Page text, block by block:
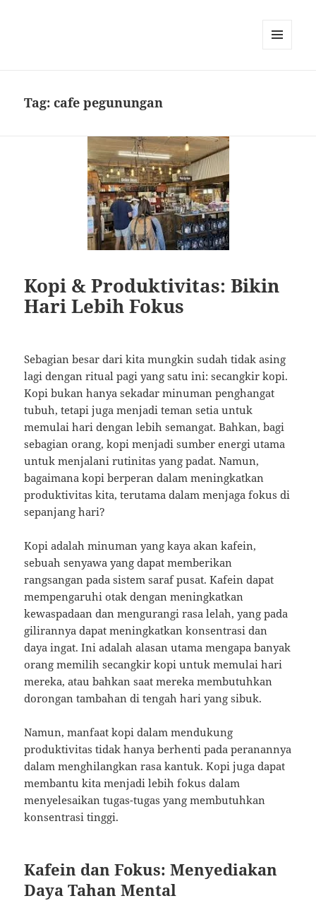
Tag:cafe pegunungan
Kopi & Produktivitas: Bikin
Hari Lebih Fokus
Sebagian besar dari kita mungkin sudah tidak asing
lagi dengan ritual pagi yang satu ini: secangkir kopi.
Kopi bukan hanya sekadar minuman penghangat
tubuh, tetapi juga menjadi teman setia untuk
memulai hari dengan lebih semangat. Bahkan, bagi
sebagian orang, kopi menjadi sumber energi utama
untuk menjalani rutinitas yang padat. Namun,
bagaimana kopi berperan dalam meningkatkan
produktivitas kita, terutama dalam menjaga fokus di
sepanjang hari?
Kopi adalah minuman yang kaya akan kafein,
sebuah senyawa yang dapat memberikan
rangsangan pada sistem saraf pusat. Kafein dapat
mempengaruhi otak dengan meningkatkan
kewaspadaan dan mengurangi rasa lelah, yang pada
gilirannya dapat meningkatkan konsentrasi dan
daya ingat. Ini adalah alasan utama mengapa banyak
orang memilih secangkir kopi untuk memulai hari
mereka, atau bahkan saat mereka membutuhkan
dorongan tambahan di tengah hari yang sibuk.
Namun, manfaat kopi dalam mendukung
produktivitas tidak hanya berhenti pada peranannya
dalam menghilangkan rasa kantuk. Kopi juga dapat
membantu kita menjadi lebih fokus dalam
menyelesaikan tugas-tugas yang membutuhkan
konsentrasi tinggi.
Kafein dan Fokus: Menyediakan
Daya Tahan Mental